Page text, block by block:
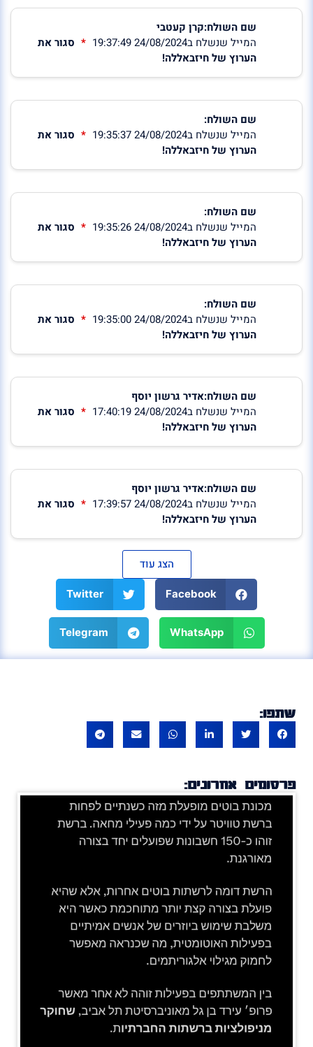
שם השולח:קרן קעטבי
המייל שנשלח ב24/08/2024 19:37:49
סגור את
הערוץ של חיזבאללה!
שם השולח:
המייל שנשלח ב24/08/2024 19:35:37
סגור את
הערוץ של חיזבאללה!
שם השולח:
המייל שנשלח ב24/08/2024 19:35:26
סגור את
הערוץ של חיזבאללה!
שם השולח:
המייל שנשלח ב24/08/2024 19:35:00
סגור את
הערוץ של חיזבאללה!
שם השולח:אדיר גרשון יוסף
המייל שנשלח ב24/08/2024 17:40:19
סגור את
הערוץ של חיזבאללה!
שם השולח:אדיר גרשון יוסף
המייל שנשלח ב24/08/2024 17:39:57
סגור את
הערוץ של חיזבאללה!
הצג עוד
Facebook
Twitter
WhatsApp
Telegram
שתפו:
פרסומים אחרונים: